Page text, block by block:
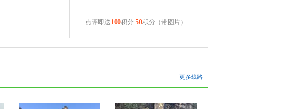
点评即送100积分 50积分（带图片）
更多线路